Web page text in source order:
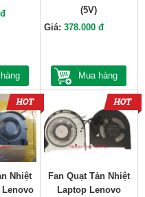
(5V)
Giá: 378.000 đ
Mua hàng
Nhiệt
Lenovo
Fan Quạt Tản Nhiệt
Laptop Lenovo